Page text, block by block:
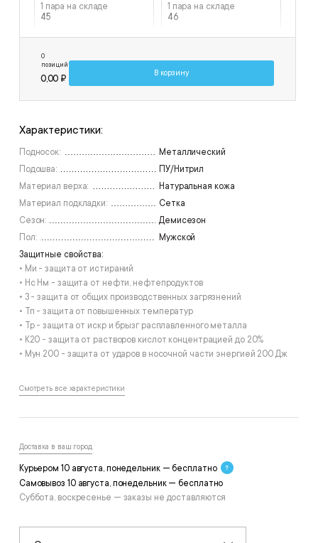
1 пара на складе
45
1 пара на складе
46
47
48
0
позиций
0,00 ₽
В корзину
Характеристики:
Подносок:
Металлический
Подошва:
ПУ/Нитрил
Материал верха:
Натуральная кожа
Материал подкладки:
Сетка
Сезон:
Демисезон
Пол:
Мужской
Защитные свойства:
• Ми - защита от истираний
• Нс Нм - защита от нефти, нефтепродуктов
• З - защита от общих производственных загрязнений
• Тп - защита от повышенных температур
• Тр - защита от искр и брызг расплавленного металла
• К20 - защита от растворов кислот концентрацией до 20%
• Мун 200 - защита от ударов в носочной части энергией 200 Дж
Смотреть все характеристики
Доставка в ваш город
Курьером 10 августа, понедельник — бесплатно
Самовывоз 10 августа, понедельник — бесплатно
Суббота, воскресенье — заказы не доставляются